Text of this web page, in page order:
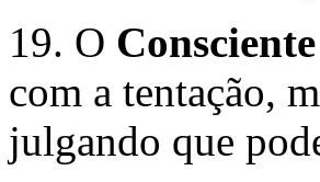
19. O Consciente
com a tentação,
julgando que